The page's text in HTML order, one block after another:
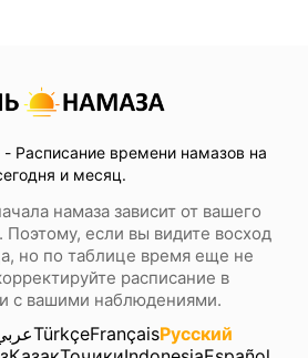
Расписание времени намазов на
и месяц.
намаза зависит от вашего
если вы видите восход
но по таблице время еще не
расписание в
с вашими наблюдениями.
TürkçeFrançaisРусский